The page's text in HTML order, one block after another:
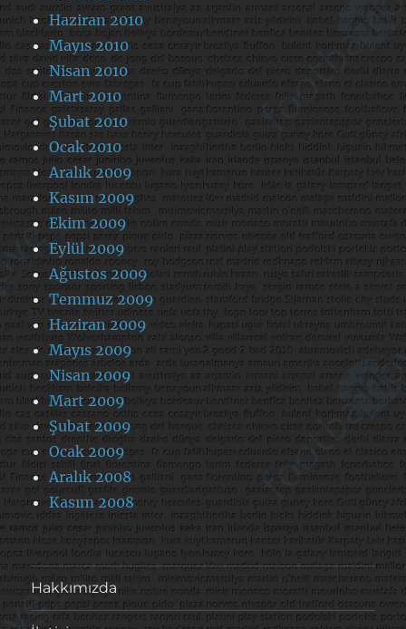
Haziran 2010
Mayıs 2010
Nisan 2010
Mart 2010
Şubat 2010
Ocak 2010
Aralık 2009
Kasım 2009
Ekim 2009
Eylül 2009
Ağustos 2009
Temmuz 2009
Haziran 2009
Mayıs 2009
Nisan 2009
Mart 2009
Şubat 2009
Ocak 2009
Aralık 2008
Kasım 2008
Hakkımızda